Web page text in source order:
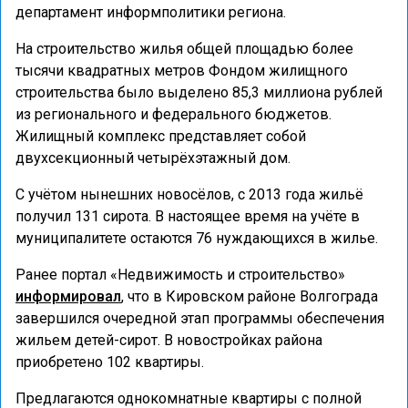
департамент информполитики региона.
На строительство жилья общей площадью более
тысячи квадратных метров Фондом жилищного
строительства было выделено 85,3 миллиона рублей
из регионального и федерального бюджетов.
Жилищный комплекс представляет собой
двухсекционный четырёхэтажный дом.
С учётом нынешних новосёлов, с 2013 года жильё
получил 131 сирота. В настоящее время на учёте в
муниципалитете остаются 76 нуждающихся в жилье.
Ранее портал «Недвижимость и строительство»
информировал, что в Кировском районе Волгограда
завершился очередной этап программы обеспечения
жильем детей-сирот. В новостройках района
приобретено 102 квартиры.
Предлагаются однокомнатные квартиры с полной